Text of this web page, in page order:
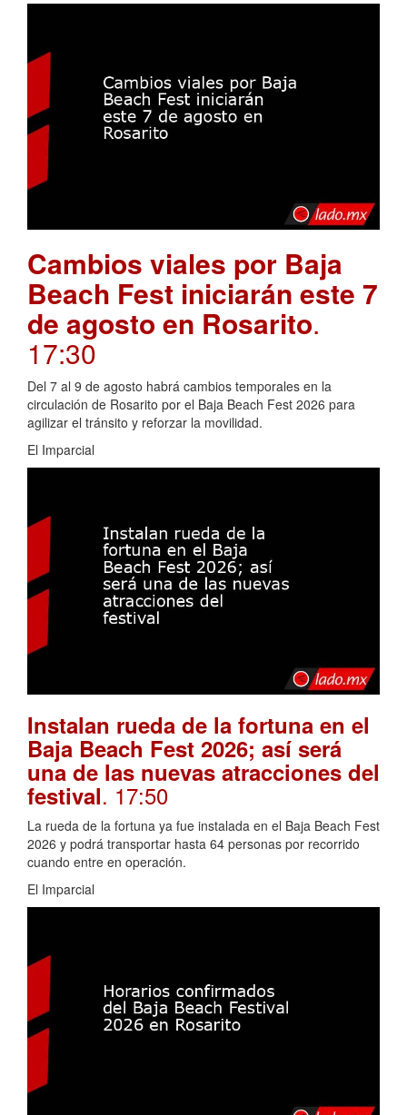
Cambios viales por Baja
Beach Fest iniciarán este 7
de agosto en Rosarito.
17:30
Del 7 al 9 de agosto habrá cambios temporales en la
circulación de Rosarito por el Baja Beach Fest 2026 para
agilizar el tránsito y reforzar la movilidad.
El Imparcial
Instalan rueda de la fortuna en el
Baja Beach Fest 2026; así será
una de las nuevas atracciones del
festival. 17:50
La rueda de la fortuna ya fue instalada en el Baja Beach Fest
2026 y podrá transportar hasta 64 personas por recorrido
cuando entre en operación.
El Imparcial